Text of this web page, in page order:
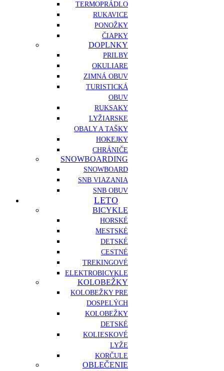
TERMOPRÁDLO
RUKAVICE
PONOŽKY
ČIAPKY
DOPLNKY
PRILBY
OKULIARE
ZIMNÁ OBUV
TURISTICKÁ
OBUV
RUKSAKY
LYŽIARSKE
OBALY A TAŠKY
HOKEJKY
CHRÁNIČE
SNOWBOARDING
SNOWBOARD
SNB VIAZANIA
SNB OBUV
LETO
BICYKLE
HORSKÉ
MESTSKÉ
DETSKÉ
CESTNÉ
TREKINGOVÉ
ELEKTROBICYKLE
KOLOBEŽKY
KOLOBEŽKY PRE
DOSPELÝCH
KOLOBEŽKY
DETSKÉ
KOLIESKOVÉ
LYŽE
KORČULE
OBLEČENIE